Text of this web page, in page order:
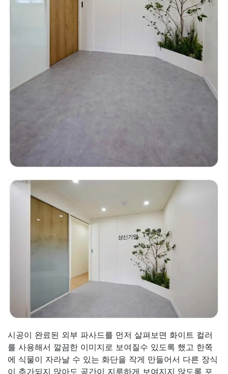
시공이 완료된 외부 파사드를 먼저 살펴보면 화이트 컬러
를 사용해서 깔끔한 이미지로 보여질수 있도록 했고 한쪽
에 식물이 자라날 수 있는 화단을 작게 만들어서 다른 장식
이 추가되지 않아도 공간이 지루하게 보여지지 않도록 포